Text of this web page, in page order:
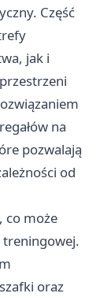
Część
jak i
na
pozwalają
od
co może
treningowej.
oraz